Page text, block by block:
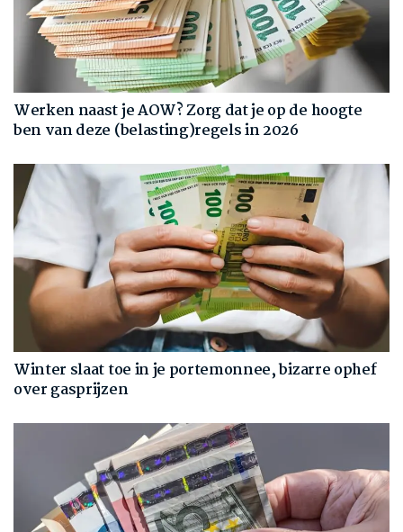
Werken naast je AOW? Zorg dat je op de hoogte
ben van deze (belasting)regels in 2026
Winter slaat toe in je portemonnee, bizarre ophef
over gasprijzen